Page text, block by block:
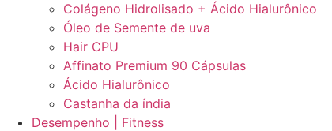
Colágeno Hidrolisado + Ácido Hialurônico
Óleo de Semente de uva
Hair CPU
Affinato Premium 90 Cápsulas
Ácido Hialurônico
Castanha da índia
Desempenho | Fitness